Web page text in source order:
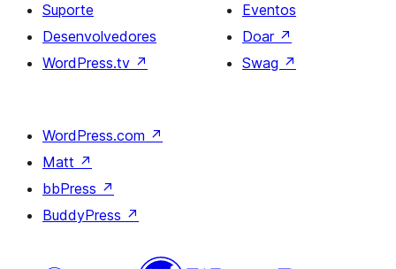
Suporte
Desenvolvedores
WordPress.tv ↗
Eventos
Doar ↗
Swag ↗
WordPress.com ↗
Matt ↗
bbPress ↗
BuddyPress ↗